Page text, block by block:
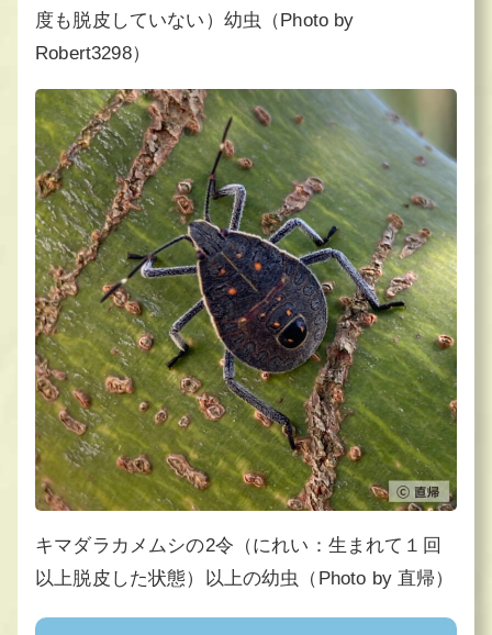
度も脱皮していない）幼虫（Photo by
Robert3298）
キマダラカメムシの2令（にれい：生まれて１回
以上脱皮した状態）以上の幼虫（Photo by 直帰）